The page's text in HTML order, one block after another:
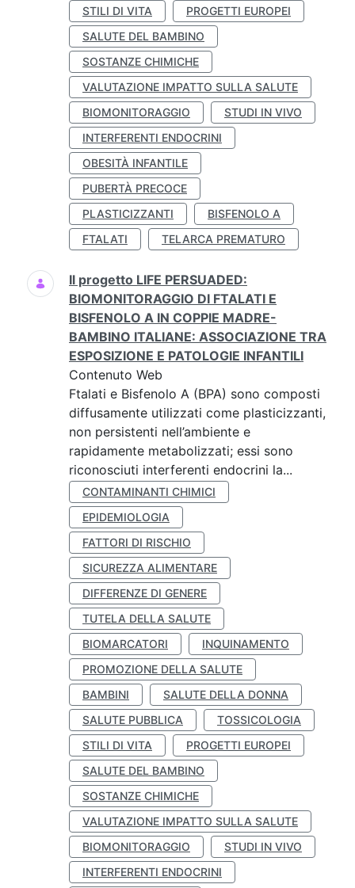
STILI DI VITA
PROGETTI EUROPEI
SALUTE DEL BAMBINO
SOSTANZE CHIMICHE
VALUTAZIONE IMPATTO SULLA SALUTE
BIOMONITORAGGIO
STUDI IN VIVO
INTERFERENTI ENDOCRINI
OBESITÀ INFANTILE
PUBERTÀ PRECOCE
PLASTICIZZANTI
BISFENOLO A
FTALATI
TELARCA PREMATURO
Il progetto LIFE PERSUADED:
BIOMONITORAGGIO DI FTALATI E
BISFENOLO A IN COPPIE MADRE-
BAMBINO ITALIANE: ASSOCIAZIONE TRA
ESPOSIZIONE E PATOLOGIE INFANTILI
Contenuto Web
Ftalati e Bisfenolo A (BPA) sono composti
diffusamente utilizzati come plasticizzanti,
non persistenti nell’ambiente e
rapidamente metabolizzati; essi sono
riconosciuti interferenti endocrini la...
CONTAMINANTI CHIMICI
EPIDEMIOLOGIA
FATTORI DI RISCHIO
SICUREZZA ALIMENTARE
DIFFERENZE DI GENERE
TUTELA DELLA SALUTE
BIOMARCATORI
INQUINAMENTO
PROMOZIONE DELLA SALUTE
BAMBINI
SALUTE DELLA DONNA
SALUTE PUBBLICA
TOSSICOLOGIA
STILI DI VITA
PROGETTI EUROPEI
SALUTE DEL BAMBINO
SOSTANZE CHIMICHE
VALUTAZIONE IMPATTO SULLA SALUTE
BIOMONITORAGGIO
STUDI IN VIVO
INTERFERENTI ENDOCRINI